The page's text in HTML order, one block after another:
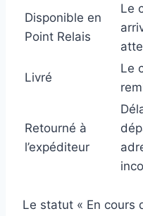
Disponible en
Point Relais
Le
Livré
Le
Retourné à
l’expéditeur
Le statut « En cours